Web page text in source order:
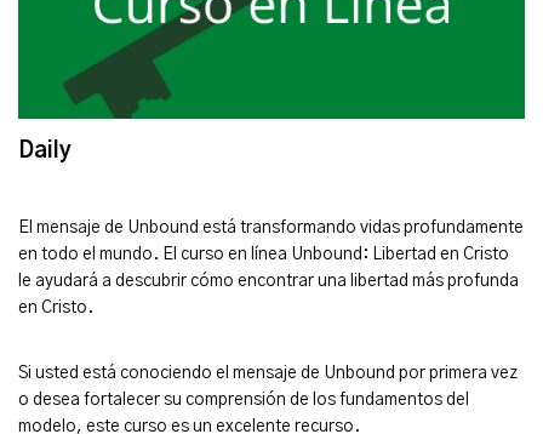
Daily
El mensaje de Unbound está transformando vidas profundamente
en todo el mundo. El curso en línea Unbound: Libertad en Cristo
le ayudará a descubrir cómo encontrar una libertad más profunda
en Cristo.
Si usted está conociendo el mensaje de Unbound por primera vez
o desea fortalecer su comprensión de los fundamentos del
modelo, este curso es un excelente recurso.